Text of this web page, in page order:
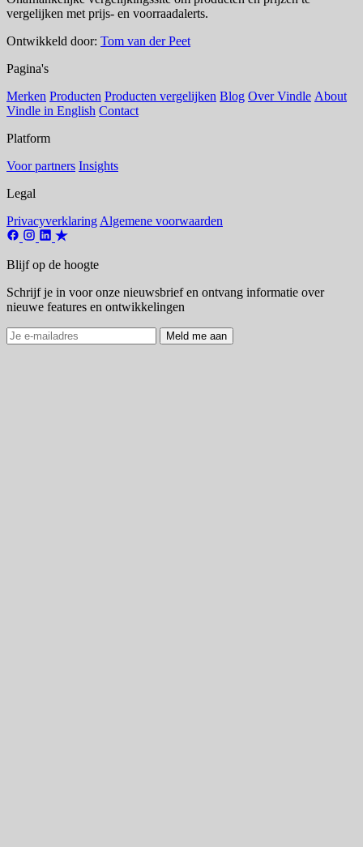
vergelijken met prijs- en voorraadalerts.
Ontwikkeld door: Tom van der Peet
Pagina's
Merken Producten Producten vergelijken Blog Over Vindle About
Vindle in English Contact
Platform
Voor partners Insights
Legal
Privacyverklaring Algemene voorwaarden
Blijf op de hoogte
Schrijf je in voor onze nieuwsbrief en ontvang informatie over
nieuwe features en ontwikkelingen
Meld me aan